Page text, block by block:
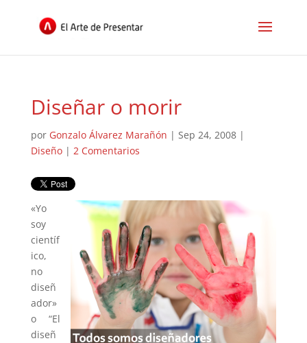
Diseñar o morir
por Gonzalo Álvarez Marañón | Sep 24, 2008|
Diseño| 2 Comentarios
«Yo
soy
científ
ico,
no
diseñ
ador»
o “El
diseñ